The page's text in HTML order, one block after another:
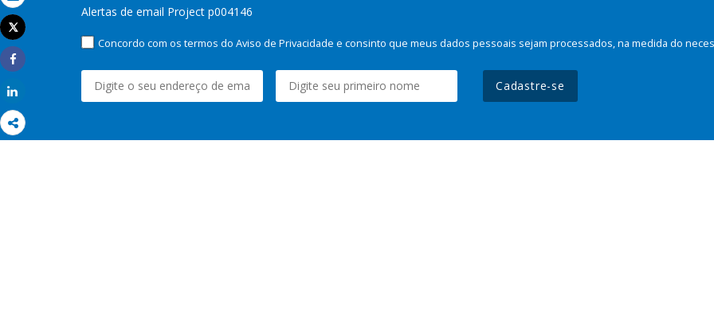
Email
Imprimir
Tweet
Share
Alertas de email Project p004146
Concordo com os termos do Aviso de Privacidade e consinto que meus dados pessoais sejam processados, na medida do
Cadastre-se